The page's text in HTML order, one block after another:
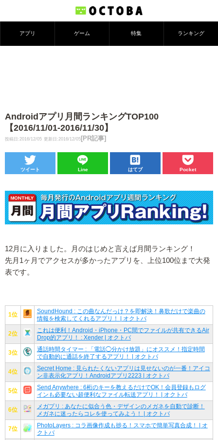
アプリ ゲーム 特集 ランキング
Androidアプリ月間ランキングTOP100
【2016/11/01-2016/11/30】
投稿日:2016/12/05 更新日:2016/12/05 [PR記事]
ツイート Line はてブ Pocket
12月に入りました。月のはじめと言えば月間ランキング！
先月1ヶ月でアクセスが多かったアプリを、上位100位まで大発
表です。
1位
SoundHound : この曲なんだっけ？を即解決！鼻歌だけで楽曲の
情報を検索してくれるアプリ！ | オクトバ
2位
これは便利！Android・iPhone・PC間でファイルが共有できるAir
Drop的アプリ！ : Xender | オクトバ
3位
通話時間タイマー : 「電話◯分かけ放題」にオススメ！指定時間
で自動的に通話を終了するアプリ！ | オクトバ
4位
Secret Home : 見られたくないアプリは見せないのが一番！アイコ
ン非表示化アプリ！Androidアプリ2223 | オクトバ
5位
Send Anywhere : 6桁のキーを教えるだけでOK！会員登録もログ
インも必要ない超便利なファイル転送アプリ！ | オクトバ
6位
メガプリ : あなたに似合う色・デザインのメガネを自動で診断！
メガネに迷ったらコレを使ってみよう！ | オクトバ
7位
PhotoLayers : コラ画像作成も捗る！スマホで簡単写真合成！ | オ
クトバ